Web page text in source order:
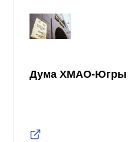
Дума ХМАО-Югры